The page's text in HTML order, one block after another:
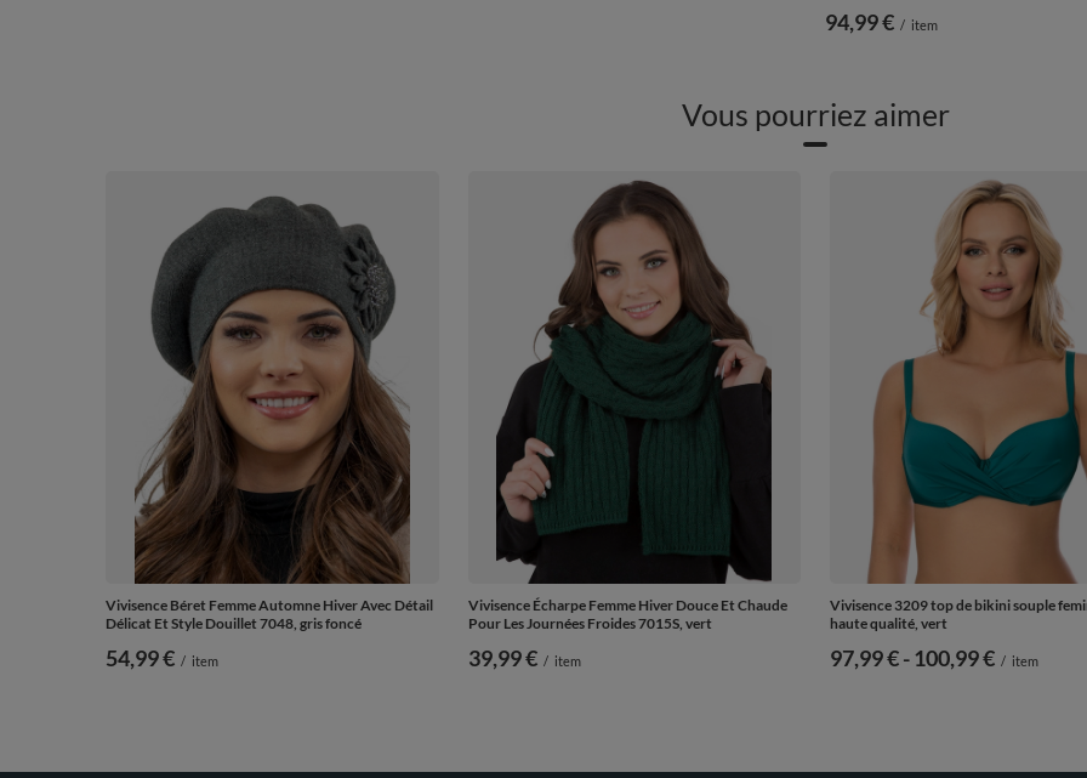
94,99 € / item
Vous pourriez aimer
Vivisence Béret Femme Automne Hiver Avec Détail
Délicat Et Style Douillet 7048, gris foncé
54,99 € / item
Vivisence Écharpe Femme Hiver Douce Et Chaude
Pour Les Journées Froides 7015S, vert
39,99 € / item
Vivisence 3209 top de bikini souple
haute qualité, vert
de
97,99 €-vers le bas
100,99 € / item